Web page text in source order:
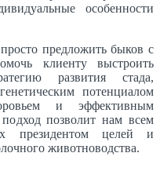
особенности
предложить быков с
клиенту выстроить
развития стада,
потенциалом
и эффективным
подход позволит нам всем
президентом целей и
животноводства.